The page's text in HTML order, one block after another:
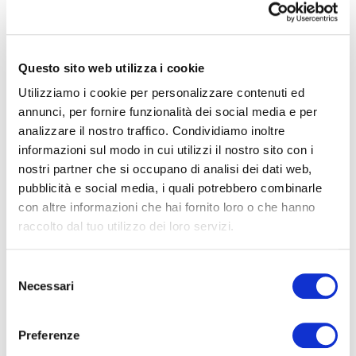
Questo sito web utilizza i cookie
Utilizziamo i cookie per personalizzare contenuti ed
annunci, per fornire funzionalità dei social media e per
analizzare il nostro traffico. Condividiamo inoltre
informazioni sul modo in cui utilizzi il nostro sito con i
nostri partner che si occupano di analisi dei dati web,
pubblicità e social media, i quali potrebbero combinarle
con altre informazioni che hai fornito loro o che hanno
raccolto dal tuo utilizzo dei loro servizi.
delNecessari
Preferenze
fiducia, servizi notarili con vari studi affiliati,
possibilità di preventivi di ristrutturazione
immobiliare- creditizio.
I dati indicati non costituiscono elemento
contrattuale.
Classe energetica Non Specificato
Vendita
4+
Altre
opzioni
-
multiscelta
Balcone/Terrazzo